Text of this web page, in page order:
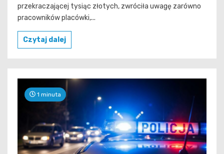
przekraczającej tysiąc złotych, zwróciła uwagę zarówno
pracowników placówki,...
Czytaj dalej
1 minuta